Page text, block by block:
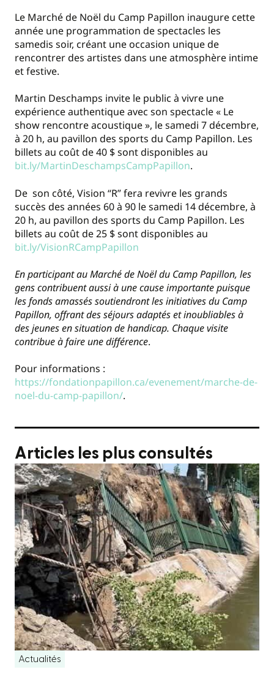
Le Marché de Noël du Camp Papillon inaugure cette
année une programmation de spectacles les
samedis soir, créant une occasion unique de
rencontrer des artistes dans une atmosphère intime
et festive.
Martin Deschamps invite le public à vivre une
expérience authentique avec son spectacle « Le
show rencontre acoustique », le samedi 7 décembre,
à 20 h, au pavillon des sports du Camp Papillon. Les
billets au coût de 40 $ sont disponibles au
bit.ly/MartinDeschampsCampPapillon.
De son côté, Vision “R” fera revivre les grands
succès des années 60 à 90 le samedi 14 décembre, à
20 h, au pavillon des sports du Camp Papillon. Les
billets au coût de 25 $ sont disponibles au
bit.ly/VisionRCampPapillon
En participant au Marché de Noël du Camp Papillon, les
gens contribuent aussi à une cause importante puisque
les fonds amassés soutiendront les initiatives du Camp
Papillon, offrant des séjours adaptés et inoubliables à
des jeunes en situation de handicap. Chaque visite
contribue à faire une différence.
Pour informations :
https://fondationpapillon.ca/evenement/marche-de-
noel-du-camp-papillon/.
Articles les plus consultés
Actualités